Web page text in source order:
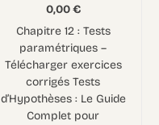
0,00€
Chapitre 12 : Tests
paramétriques –
Télécharger exercices
corrigés Tests
d’Hypothèses : Le Guide
Complet pour